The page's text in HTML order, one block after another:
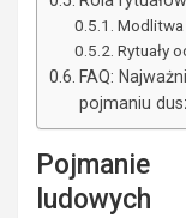
Modlitwa
Rytuały
FAQ:
pojmaniu
ludowych